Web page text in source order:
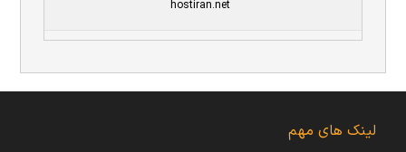
hostiran.net
لینک های مهم